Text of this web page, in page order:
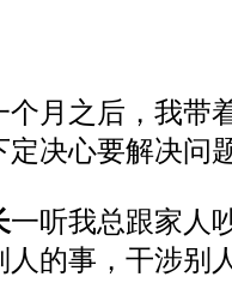
个月 之 后，我带
决心要解决问
一听我总跟家人
的事，干涉别